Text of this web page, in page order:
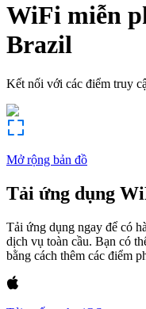
WiFi miễn
Brazil
Kết nối với các điểm truy
Mở rộng bản đồ
Tải ứng dụng
Tải ứng dụng ngay để có
dịch vụ toàn cầu. Bạn có
bằng cách thêm các điểm